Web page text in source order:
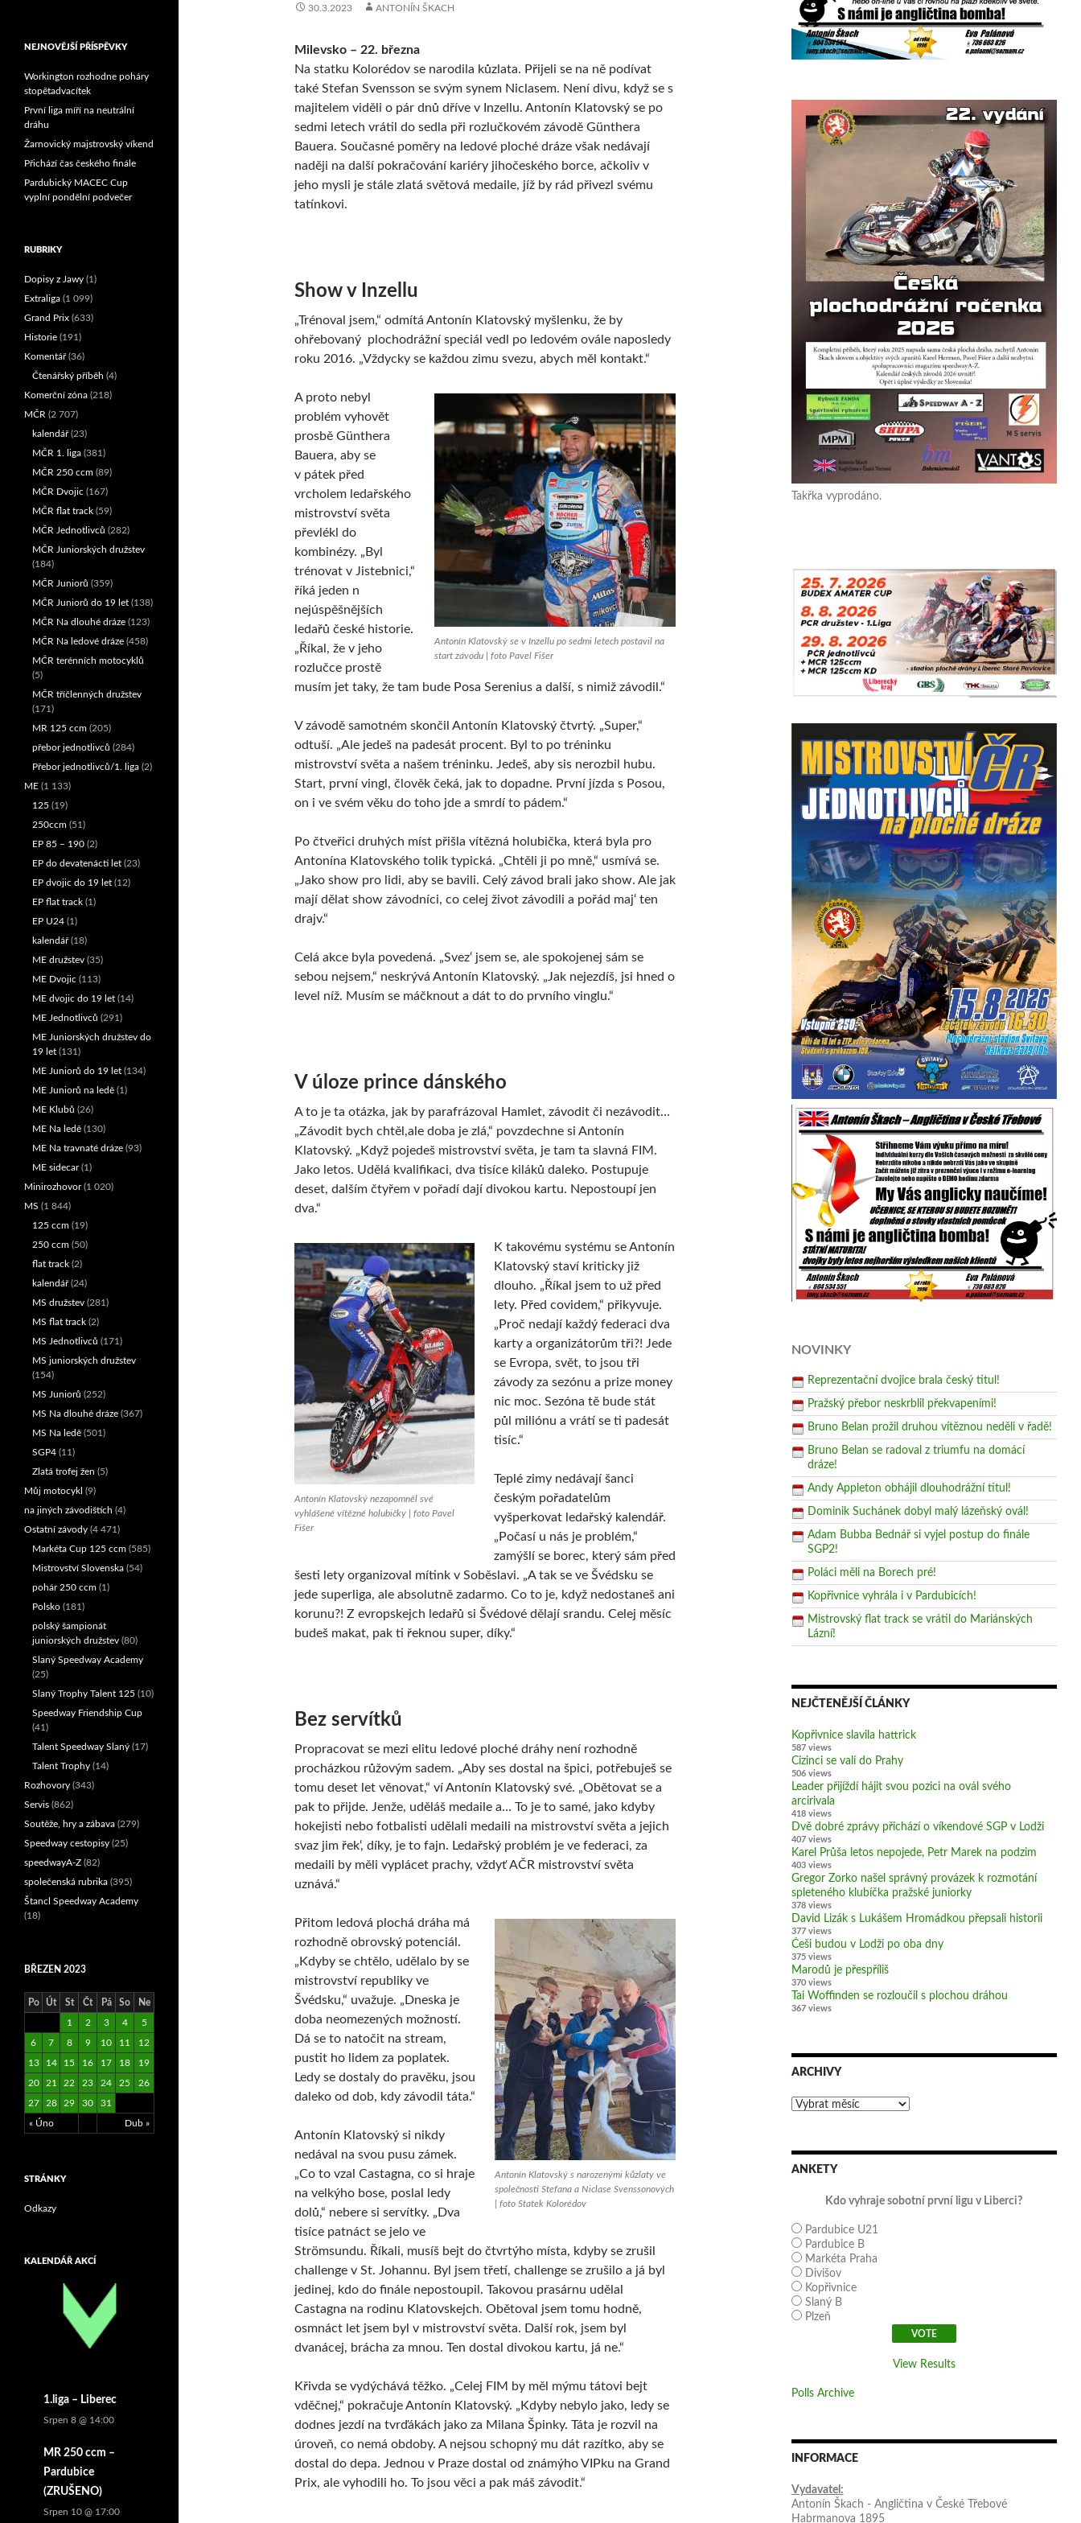
30.3.2023 ANTONÍN ŠKACH
Milevsko – 22. března
Na statku Kolorédov se narodila kůzlata. Přijeli se na ně podívat
také Stefan Svensson se svým synem Niclasem. Není divu, když se s
majitelem viděli o pár dnů dříve v Inzellu. Antonín Klatovský se po
sedmi letech vrátil do sedla při rozlučkovém závodě Günthera
Bauera. Současné poměry na ledové ploché dráze však nedávají
naději na další pokračování kariéry jihočeského borce, ačkoliv v
jeho mysli je stále zlatá světová medaile, jíž by rád přivezl svému
tatínkovi.
Show v Inzellu
„Trénoval jsem,“ odmítá Antonín Klatovský myšlenku, že by
ohřebovaný plochodrážní speciál vedl po ledovém ovále naposledy
roku 2016. „Vždycky se každou zimu svezu, abych měl kontakt.“
Antonín Klatovský se v Inzellu po sedmi letech postavil na
start závodu | foto Pavel Fišer
A proto nebyl
problém vyhovět
prosbě Günthera
Bauera, aby se
v pátek před
vrcholem ledařského
mistrovství světa
převlékl do
kombinézy. „Byl
trénovat v Jistebnici,“
říká jeden n
nejúspěšnějších
ledařů české historie.
„Říkal, že v jeho
rozlučce prostě
musím jet taky, že tam bude Posa Serenius a další, s nimiž závodil.“
V závodě samotném skončil Antonín Klatovský čtvrtý. „Super,“
odtuší. „Ale jedeš na padesát procent. Byl to po tréninku
mistrovství světa a našem tréninku. Jedeš, aby sis nerozbil hubu.
Start, první vingl, člověk čeká, jak to dopadne. První jízda s Posou,
on i ve svém věku do toho jde a smrdí to pádem.“
Po čtveřici druhých míst přišla vítězná holubička, která byla pro
Antonína Klatovského tolik typická. „Chtěli ji po mně,“ usmívá se.
„Jako show pro lidi, aby se bavili. Celý závod brali jako show. Ale jak
mají dělat show závodníci, co celej život závodili a pořád maj‘ ten
drajv.“
Celá akce byla povedená. „Svez‘ jsem se, ale spokojenej sám se
sebou nejsem,“ neskrývá Antonín Klatovský. „Jak nejezdíš, jsi hned o
level níž. Musím se máčknout a dát to do prvního vinglu.“
V úloze prince dánského
A to je ta otázka, jak by parafrázoval Hamlet, závodit či nezávodit…
„Závodit bych chtěl,ale doba je zlá,“ povzdechne si Antonín
Klatovský. „Když pojedeš mistrovství světa, je tam ta slavná FIM.
Jako letos. Udělá kvalifikaci, dva tisíce kiláků daleko. Postupuje
deset, dalším čtyřem v pořadí dají divokou kartu. Nepostoupí jen
dva.“
Antonín Klatovský nezapomněl své
vyhlášené vítězné holubičky | foto Pavel
Fišer
K takovému systému se Antonín
Klatovský staví kriticky již
dlouho. „Říkal jsem to už před
lety. Před covidem,“ přikyvuje.
„Proč nedají každý federaci dva
karty a organizátorům tři?! Jede
se Evropa, svět, to jsou tři
závody za sezónu a prize money
nic moc. Sezóna tě bude stát
půl miliónu a vrátí se ti padesát
tisíc.“
Teplé zimy nedávají šanci
českým pořadatelům
vyšperkovat ledařský kalendář.
„Počasí u nás je problém,“
zamýšlí se borec, který sám před
šesti lety organizoval mítink v Soběslavi. „A tak se ve Švédsku se
jede superliga, ale absolutně zadarmo. Co to je, když nedostaneš ani
korunu?! Z evropskejch ledařů si Švédové dělají srandu. Celej měsíc
budeš makat, pak ti řeknou super, díky.“
Bez servítků
Propracovat se mezi elitu ledové ploché dráhy není rozhodně
procházkou růžovým sadem. „Aby ses dostal na špici, potřebuješ se
tomu deset let věnovat,“ ví Antonín Klatovský své. „Obětovat se a
pak to přijde. Jenže, uděláš medaile a… To je to samé, jako kdyby
hokejisti nebo fotbalisti udělali medaili na mistrovství světa a jejich
svaz jim řek‘, díky, je to fajn. Ledařský problém je ve federaci, za
medaili by měli vyplácet prachy, vždyť AČR mistrovství světa
uznává.“
Antonín Klatovský s narozenými kůzlaty ve
společnosti Stefana a Niclase Svenssonových
| foto Statek Kolorédov
Přitom ledová plochá dráha má
rozhodně obrovský potenciál.
„Kdyby se chtělo, udělalo by se
mistrovství republiky ve
Švédsku,“ uvažuje. „Dneska je
doba neomezených možností.
Dá se to natočit na stream,
pustit ho lidem za poplatek.
Ledy se dostaly do pravěku, jsou
daleko od dob, kdy závodil táta.“
Antonín Klatovský si nikdy
nedával na svou pusu zámek.
„Co to vzal Castagna, co si hraje
na velkýho bose, poslal ledy
dolů,“ nebere si servítky. „Dva
tisíce patnáct se jelo ve
Strömsundu. Říkali, musíš bejt do čtvrtýho místa, kdyby se zrušil
challenge v St. Johannu. Byl jsem třetí, challenge se zrušilo a já byl
jedinej, kdo do finále nepostoupil. Takovou prasárnu udělal
Castagna na rodinu Klatovskejch. Obětoval jsem tomu hodně,
osmnáct let jsem byl v mistrovství světa. Další rok, jsem byl
dvanácej, brácha za mnou. Ten dostal divokou kartu, já ne.“
Křivda se vydýchává těžko. „Celej FIM by měl mýmu tátovi bejt
vděčnej,“ pokračuje Antonín Klatovský. „Kdyby nebylo jako, ledy se
dodnes jezdí na tvrďákách jako za Milana Špinky. Táta je rozvil na
úroveň, co nemá obdoby. A nejsou schopný mu dát razítko, aby se
dostal do depa. Jednou v Praze dostal od známýho VIPku na Grand
Prix, ale vyhodili ho. To jsou věci a pak máš závodit.“
Takřka vyprodáno.
NOVINKY
Reprezentační dvojice brala český titul!
Pražský přebor neskrblil překvapeními!
Bruno Belan prožil druhou vítěznou neděli v řadě!
Bruno Belan se radoval z triumfu na domácí
dráze!
Andy Appleton obhájil dlouhodrážní titul!
Dominik Suchánek dobyl malý lázeňský ovál!
Adam Bubba Bednář si vyjel postup do finále
SGP2!
Poláci měli na Borech pré!
Kopřivnice vyhrála i v Pardubicích!
Mistrovský flat track se vrátil do Mariánských
Lázní!
NEJČTENĚJŠÍ ČLÁNKY
Kopřivnice slavila hattrick
587 views
Cizinci se valí do Prahy
506 views
Leader přijíždí hájit svou pozici na ovál svého
arcirivala
418 views
Dvě dobré zprávy přichází o víkendové SGP v Lodži
407 views
Karel Průša letos nepojede, Petr Marek na podzim
403 views
Gregor Zorko našel správný provázek k rozmotání
spleteného klubíčka pražské juniorky
378 views
David Lizák s Lukášem Hromádkou přepsali historii
377 views
Češi budou v Lodži po oba dny
375 views
Marodů je přespříliš
370 views
Tai Woffinden se rozloučil s plochou dráhou
367 views
ARCHIVY
Archivy
ANKETY
Kdo vyhraje sobotní první ligu v Liberci?
Pardubice U21
Pardubice B
Markéta Praha
Divišov
Kopřivnice
Slaný B
Plzeň
View Results
Polls Archive
INFORMACE
Vydavatel:
Antonín Škach - Angličtina v České Třebové
Habrmanova 1895
NEJNOVĚJŠÍ PŘÍSPĚVKY
Workington rozhodne poháry
stopětadvacítek
První liga míří na neutrální
dráhu
Žarnovický majstrovský víkend
Přichází čas českého finále
Pardubický MACEC Cup
vyplní pondělní podvečer
RUBRIKY
Dopisy z Jawy (1)
Extraliga (1 099)
Grand Prix (633)
Historie (191)
Komentář(36)
Čtenářský příběh (4)
Komerční zóna (218)
MČR (2 707)
kalendář(23)
MČR 1. liga (381)
MČR 250 ccm (89)
MČR Dvojic (167)
MČR flat track (59)
MČR Jednotlivců (282)
MČR Juniorských družstev
(184)
MČR Juniorů (359)
MČR Juniorů do 19 let (138)
MČR Na dlouhé dráze (123)
MČR Na ledové dráze (458)
MČR terénních motocyklů
(5)
MČR tříčlenných družstev
(171)
MR 125 ccm (205)
přebor jednotlivců (284)
Přebor jednotlivců/1. liga (2)
ME (1 133)
125 (19)
250ccm (51)
EP 85 – 190 (2)
EP do devatenácti let (23)
EP dvojic do 19 let (12)
EP flat track (1)
EP U24 (1)
kalendář(18)
ME družstev (35)
ME Dvojic (113)
ME dvojic do 19 let (14)
ME Jednotlivců (291)
ME Juniorských družstev do
19 let (131)
ME Juniorů do 19 let (134)
ME Juniorů na ledě (1)
ME Klubů (26)
ME Na ledě (130)
ME Na travnaté dráze (93)
ME sidecar(1)
Minirozhovor(1 020)
MS (1 844)
125 ccm (19)
250 ccm (50)
flat track (2)
kalendář(24)
MS družstev (281)
MS flat track (2)
MS Jednotlivců (171)
MS juniorských družstev
(154)
MS Juniorů (252)
MS Na dlouhé dráze (367)
MS Na ledě (501)
SGP4 (11)
Zlatá trofej žen (5)
Můj motocykl (9)
na jiných závodištích (4)
Ostatní závody (4 471)
Markéta Cup 125 ccm (585)
Mistrovství Slovenska (54)
pohár 250 ccm (1)
Polsko (181)
polský šampionát
juniorských družstev (80)
Slaný Speedway Academy
(25)
Slaný Trophy Talent 125 (10)
Speedway Friendship Cup
(41)
Talent Speedway Slaný (17)
Talent Trophy (14)
Rozhovory (343)
Servis (862)
Soutěže, hry a zábava (279)
Speedway cestopisy (25)
speedwayA-Z (82)
společenská rubrika (395)
Štancl Speedway Academy
(18)
BŘEZEN 2023
Po Út St Čt Pá So Ne
« Úno Dub »
1 2 3 4 5
6 7 8 9 10 11 12
13 14 15 16 17 18 19
20 21 22 23 24 25 26
27 28 29 30 31
STRÁNKY
Odkazy
KALENDÁŘ AKCÍ
1.liga – Liberec
Srpen 8 @ 14:00
MR 250 ccm –
Pardubice
(ZRUŠENO)
Srpen 10 @ 17:00